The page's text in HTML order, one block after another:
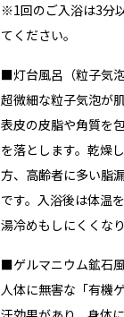
※1回のご入浴は3分
てください。
■灯台風呂（粒子気泡
超微細な粒子気泡が
表皮の皮脂や角質を
を落とします。乾燥
方、高齢者に多い脂
です。入浴後は体温
湯冷めもしにくくなり
■ゲルマニウム鉱石
人体に無害な「有機